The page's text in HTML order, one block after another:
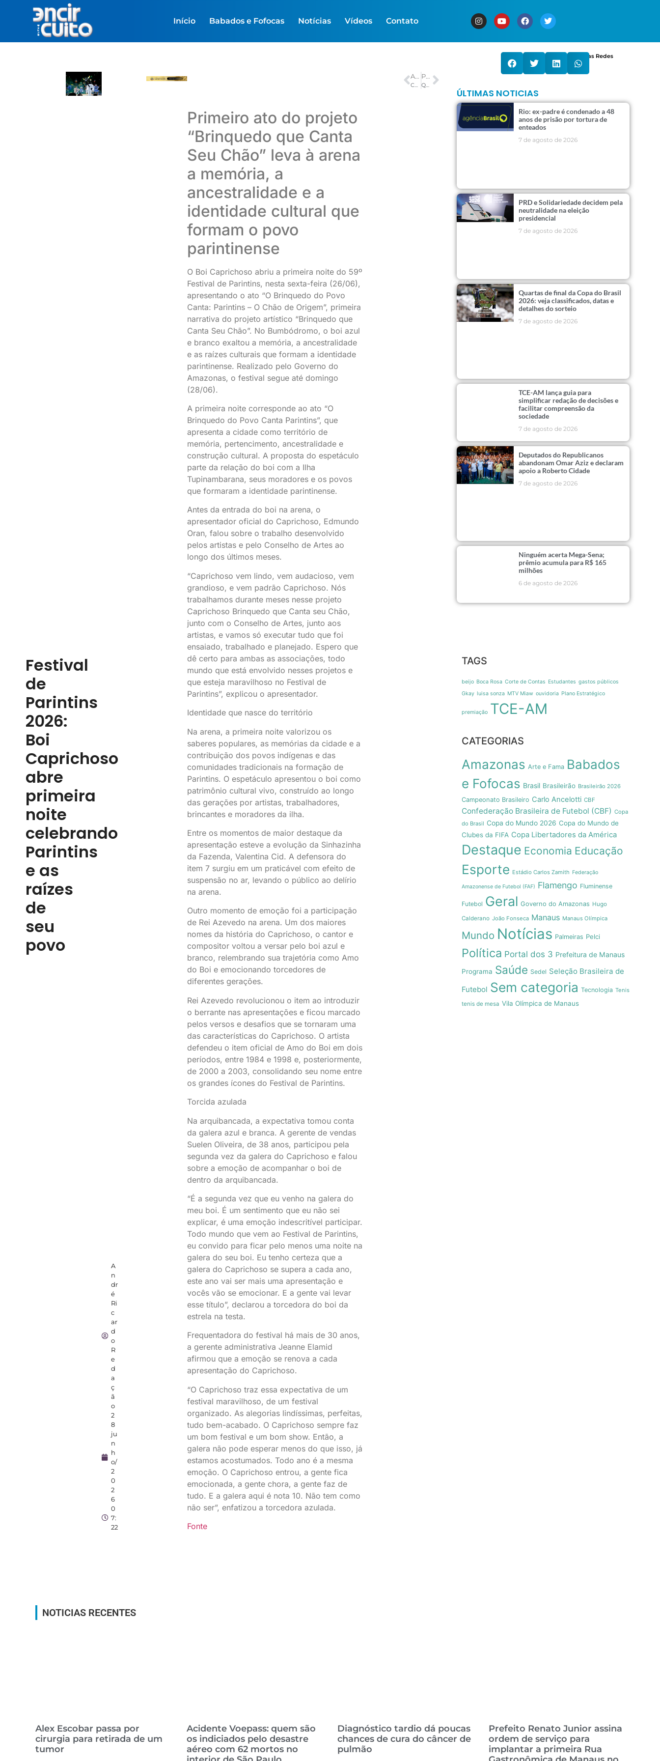
Início Babados e Fofocas Notícias Vídeos Contato
Festival
de
Parintins
2026:
Boi
Caprichoso
abre
primeira
noite
celebrando
Parintins
e as
raízes
de
seu
povo
A
n
dr
é
Ri
c
ar
d
o
R
e
d
a
ç
ã
o
2
8
ju
n
h
o/
2
0
2
6
0
7:
22
Primeiro ato do projeto
“Brinquedo que Canta
Seu Chão” leva à arena
a memória, a
ancestralidade e a
identidade cultural que
formam o povo
parintinense
O Boi Caprichoso abriu a primeira noite do 59º
Festival de Parintins, nesta sexta-feira (26/06),
apresentando o ato “O Brinquedo do Povo
Canta: Parintins – O Chão de Origem”, primeira
narrativa do projeto artístico “Brinquedo que
Canta Seu Chão”. No Bumbódromo, o boi azul
e branco exaltou a memória, a ancestralidade
e as raízes culturais que formam a identidade
parintinense. Realizado pelo Governo do
Amazonas, o festival segue até domingo
(28/06).
A primeira noite corresponde ao ato “O
Brinquedo do Povo Canta Parintins”, que
apresenta a cidade como território de
memória, pertencimento, ancestralidade e
construção cultural. A proposta do espetáculo
parte da relação do boi com a Ilha
Tupinambarana, seus moradores e os povos
que formaram a identidade parintinense.
Antes da entrada do boi na arena, o
apresentador oficial do Caprichoso, Edmundo
Oran, falou sobre o trabalho desenvolvido
pelos artistas e pelo Conselho de Artes ao
longo dos últimos meses.
“Caprichoso vem lindo, vem audacioso, vem
grandioso, e vem padrão Caprichoso. Nós
trabalhamos durante meses nesse projeto
Caprichoso Brinquedo que Canta seu Chão,
junto com o Conselho de Artes, junto aos
artistas, e vamos só executar tudo que foi
ensaiado, trabalhado e planejado. Espero que
dê certo para ambas as associações, todo
mundo que está envolvido nesses projetos e
que esteja maravilhoso no Festival de
Parintins”, explicou o apresentador.
Identidade que nasce do território
Na arena, a primeira noite valorizou os
saberes populares, as memórias da cidade e a
contribuição dos povos indígenas e das
comunidades tradicionais na formação de
Parintins. O espetáculo apresentou o boi como
patrimônio cultural vivo, construído ao longo
das gerações por artistas, trabalhadores,
brincantes e moradores da ilha.
Entre os momentos de maior destaque da
apresentação esteve a evolução da Sinhazinha
da Fazenda, Valentina Cid. A defensora do
item 7 surgiu em um praticável com efeito de
suspensão no ar, levando o público ao delírio
na arena.
Outro momento de emoção foi a participação
de Rei Azevedo na arena. Um dos maiores
nomes da história do Caprichoso, o cantor e
compositor voltou a versar pelo boi azul e
branco, relembrando sua trajetória como Amo
do Boi e emocionando torcedores de
diferentes gerações.
Rei Azevedo revolucionou o item ao introduzir
o berrante nas apresentações e ficou marcado
pelos versos e desafios que se tornaram uma
das características do Caprichoso. O artista
defendeu o item oficial de Amo do Boi em dois
períodos, entre 1984 e 1998 e, posteriormente,
de 2000 a 2003, consolidando seu nome entre
os grandes ícones do Festival de Parintins.
Torcida azulada
Na arquibancada, a expectativa tomou conta
da galera azul e branca. A gerente de vendas
Suelen Oliveira, de 38 anos, participou pela
segunda vez da galera do Caprichoso e falou
sobre a emoção de acompanhar o boi de
dentro da arquibancada.
“É a segunda vez que eu venho na galera do
meu boi. É um sentimento que eu não sei
explicar, é uma emoção indescritível participar.
Todo mundo que vem ao Festival de Parintins,
eu convido para ficar pelo menos uma noite na
galera do seu boi. Eu tenho certeza que a
galera do Caprichoso se supera a cada ano,
este ano vai ser mais uma apresentação e
vocês vão se emocionar. E a gente vai levar
esse título”, declarou a torcedora do boi da
estrela na testa.
Frequentadora do festival há mais de 30 anos,
a gerente administrativa Jeanne Elamid
afirmou que a emoção se renova a cada
apresentação do Caprichoso.
“O Caprichoso traz essa expectativa de um
festival maravilhoso, de um festival
organizado. As alegorias lindíssimas, perfeitas,
tudo bem-acabado. O Caprichoso sempre faz
um bom festival e um bom show. Então, a
galera não pode esperar menos do que isso, já
estamos acostumados. Todo ano é a mesma
emoção. O Caprichoso entrou, a gente fica
emocionada, a gente chora, a gente faz de
tudo. E a galera aqui é nota 10. Não tem como
não ser”, enfatizou a torcedora azulada.
Fonte
ANTERIOR
Copa inicia mata‑mata neste domingo com África do Sul e Canadá
PRÓXIMO
Quina de São João sorteia prêmio de R$ 260 milhões neste domingo
Compartilhe nas Redes
ÚLTIMAS NOTICIAS
Rio: ex-padre é condenado a 48
anos de prisão por tortura de
enteados
7 de agosto de 2026
PRD e Solidariedade decidem pela
neutralidade na eleição
presidencial
7 de agosto de 2026
Quartas de final da Copa do Brasil
2026: veja classificados, datas e
detalhes do sorteio
7 de agosto de 2026
TCE-AM lança guia para
simplificar redação de decisões e
facilitar compreensão da
sociedade
7 de agosto de 2026
Deputados do Republicanos
abandonam Omar Aziz e declaram
apoio a Roberto Cidade
7 de agosto de 2026
Ninguém acerta Mega-Sena;
prêmio acumula para R$ 165
milhões
6 de agosto de 2026
TAGS
beijo Boca Rosa Corte de Contas Estudantes gastos públicos
Gkay luisa sonza MTV Miaw ouvidoria Plano Estratégico
premiação TCE-AM
CATEGORIAS
Amazonas Arte e Fama Babados
e Fofocas Brasil Brasileirão Brasileirão 2026
Campeonato Brasileiro Carlo Ancelotti CBF
Confederação Brasileira de Futebol (CBF) Copa
do Brasil Copa do Mundo 2026 Copa do Mundo de
Clubes da FIFA Copa Libertadores da América
Destaque Economia Educação
Esporte Estádio Carlos Zamith Federação
Amazonense de Futebol (FAF) Flamengo Fluminense
Futebol Geral Governo do Amazonas Hugo
Calderano João Fonseca Manaus Manaus Olímpica
Mundo Notícias Palmeiras Pelci
Política Portal dos 3 Prefeitura de Manaus
Programa Saúde Sedel Seleção Brasileira de
Futebol Sem categoria Tecnologia Tenis
tenis de mesa Vila Olímpica de Manaus
NOTICIAS RECENTES
Alex Escobar passa por
cirurgia para retirada de um
tumor
Acidente Voepass: quem são
os indiciados pelo desastre
aéreo com 62 mortos no
Diagnóstico tardio dá poucas
chances de cura do câncer de
pulmão
Prefeito Renato Junior assina
ordem de serviço para
implantar a primeira Rua